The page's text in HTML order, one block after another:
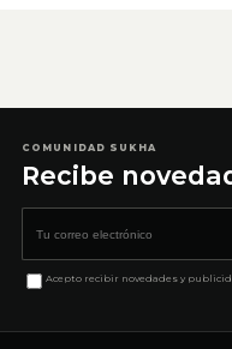
COMUNIDAD SUKHA
Recibe
Acepto recibir novedades y